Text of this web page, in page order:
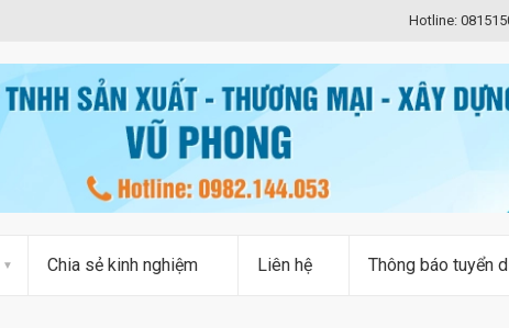
Hotline:
Chia sẻ kinh nghiệm Liên hệ Thông báo tuyển